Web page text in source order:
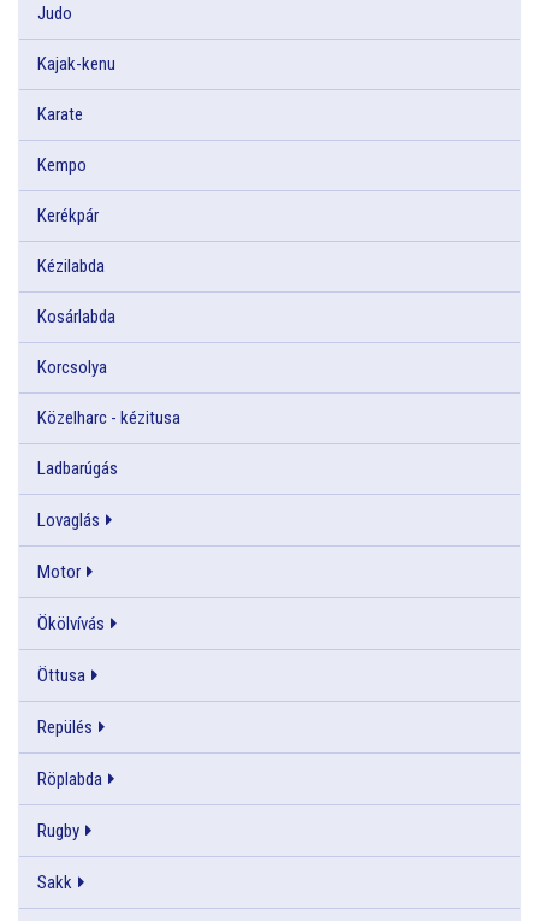
Judo
Kajak-kenu
Karate
Kempo
Kerékpár
Kézilabda
Kosárlabda
Korcsolya
Közelharc - kézitusa
Ladbarúgás
Lovaglás
Motor
Ökölvívás
Öttusa
Repülés
Röplabda
Rugby
Sakk